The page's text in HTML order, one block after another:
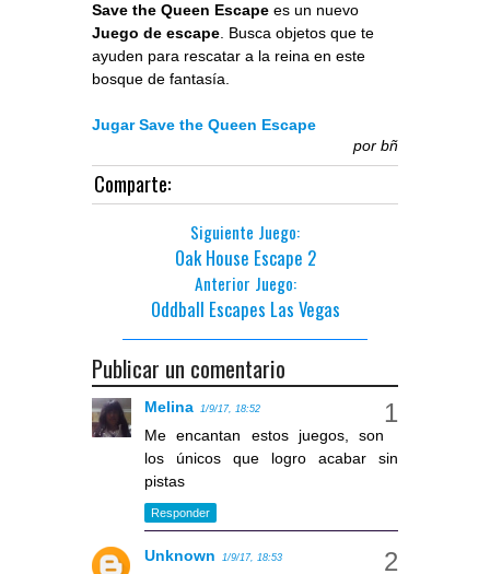
Save the Queen Escape es un nuevo
Juego de escape. Busca objetos que te
ayuden para rescatar a la reina en este
bosque de fantasía.
Jugar Save the Queen Escape
por bñ
Comparte:
Siguiente Juego:
Oak House Escape 2
Anterior Juego:
Oddball Escapes Las Vegas
Publicar un comentario
Melina 1/9/17, 18:52
Me encantan estos juegos, son
los únicos que logro acabar sin
pistas
Responder
Unknown 1/9/17, 18:53